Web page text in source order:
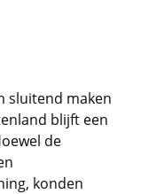
sluitend maken
blijft een
de
konden